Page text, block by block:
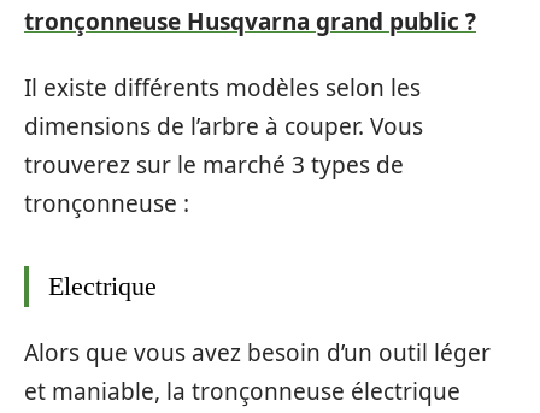
tronçonneuse Husqvarna grand public ?
Il existe différents modèles selon les
dimensions de l’arbre à couper. Vous
trouverez sur le marché 3 types de
tronçonneuse :
Electrique
Alors que vous avez besoin d’un outil léger
et maniable, la tronçonneuse électrique